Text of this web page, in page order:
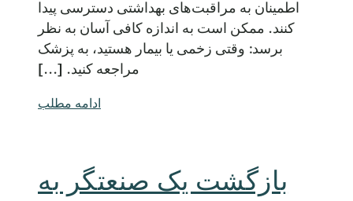
اطمینان به مراقبت‌های بهداشتی دسترسی پیدا
کنند. ممکن است به اندازه کافی آسان به نظر
برسد: وقتی زخمی یا بیمار هستید، به پزشک
مراجعه کنید. [...]
ادامه مطلب
بازگشت یک صنعتگر به